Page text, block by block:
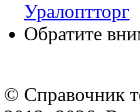
Уралоптторг
Обратите
© Cправочник